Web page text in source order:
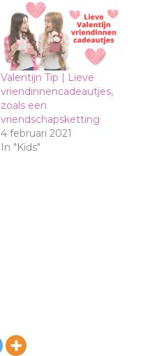
Valentijn Tip | Lieve
vriendinnencadeautjes,
zoals een
vriendschapsketting
4 februari 2021
In "Kids"